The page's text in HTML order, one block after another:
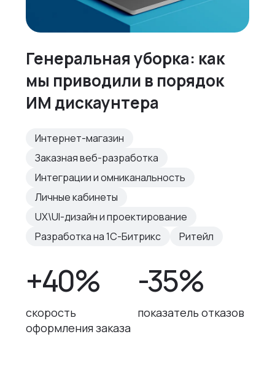
Генеральная уборка: как
мы приводили в порядок
ИМ дискаунтера
Интернет-магазин
Заказная веб-разработка
Интеграции и омниканальность
Личные кабинеты
UX\UI-дизайн и проектирование
Разработка на 1С-Битрикс
Ритейл
+40%
скорость
оформления заказа
-35%
показатель отказов